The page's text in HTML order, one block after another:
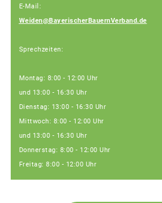
E-Mail:
Weiden@BayerischerBauernVerband.de
Sprechzeiten:
Montag: 8:00 - 12:00 Uhr
und 13:00 - 16:30 Uhr
Dienstag: 13:00 - 16:30 Uhr
Mittwoch: 8:00 - 12:00 Uhr
und 13:00 - 16:30 Uhr
Donnerstag: 8:00 - 12:00 Uhr
Freitag: 8:00 - 12:00 Uhr